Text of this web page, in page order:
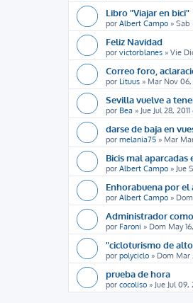
Libro "Viajar en bici"
por Albert Campo » Sab
Feliz Navidad
por victorblanes » Vie
Correo foro,
por Lituus » Mar Nov 06,
Sevilla vuelve a
por Bea » Jue Jul 28,
darse de baja en
por melania75 » Mar
Bicis mal aparcadas
por Albert Campo » Jue
Enhorabuena por
por Albert Campo »
Administrador
por Faroni » Dom May
"cicloturismo de
por polyciclo » Dom Mar
prueba de hora
por cocoliso » Jue Jul